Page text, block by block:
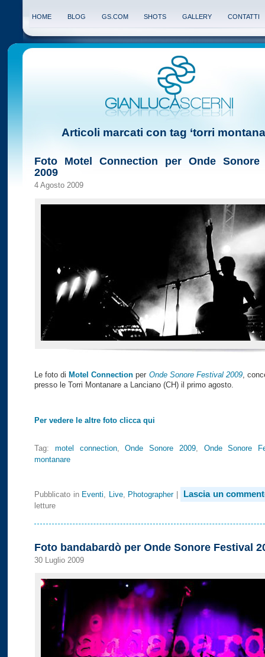
HOME BLOG GS.COM SHOTS GALLERY CONTATTI
Articoli marcati con tag ‘torri
Foto Motel Connection per Onde Sonore
2009
4 Agosto 2009
Le foto diMotel Connection per Onde Sonore Festival 2009,
presso le Torri Montanare a Lanciano (CH) il primo agosto.
Per vedere le altre foto clicca qui
Tag: motel connection,Onde Sonore 2009, Onde Sonore
montanare
Pubblicato in Eventi Live, Photographer| Lascia un
letture
Foto bandabardò per Onde Sonore Festival
30 Luglio 2009